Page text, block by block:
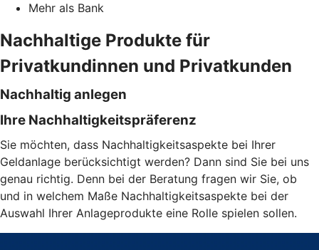
Mehr als Bank
Nachhaltige Produkte für
Privatkundinnen und Privatkunden
Nachhaltig anlegen
Ihre Nachhaltigkeitspräferenz
Sie möchten, dass Nachhaltigkeitsaspekte bei Ihrer
Geldanlage berücksichtigt werden? Dann sind Sie bei uns
genau richtig. Denn bei der Beratung fragen wir Sie, ob
und in welchem Maße Nachhaltigkeitsaspekte bei der
Auswahl Ihrer Anlageprodukte eine Rolle spielen sollen.